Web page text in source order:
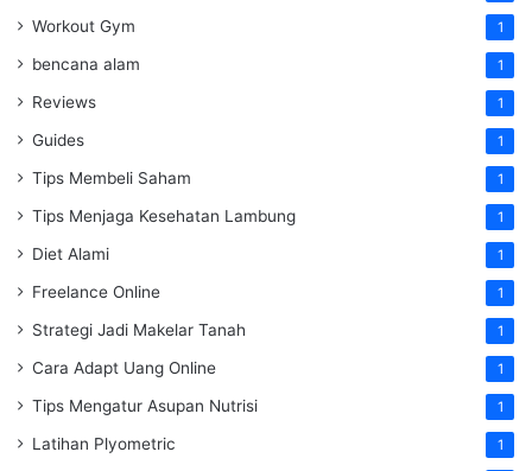
Workout Gym 1
bencana alam 1
Reviews 1
Guides 1
Tips Membeli Saham 1
Tips Menjaga Kesehatan Lambung 1
Diet Alami 1
Freelance Online 1
Strategi Jadi Makelar Tanah 1
Cara Adapt Uang Online 1
Tips Mengatur Asupan Nutrisi 1
Latihan Plyometric 1